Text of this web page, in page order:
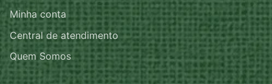
Minha conta
Central de atendimento
Quem Somos